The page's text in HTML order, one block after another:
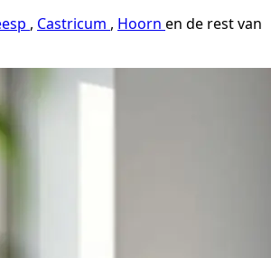
, Castricum , Hoorn en de rest van